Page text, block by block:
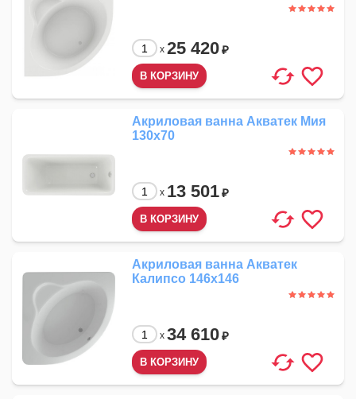
x 25 420₽
Акриловая ванна Акватек Мия
130x70
x 13 501₽
Акриловая ванна Акватек
Калипсо 146x146
x 34 610₽